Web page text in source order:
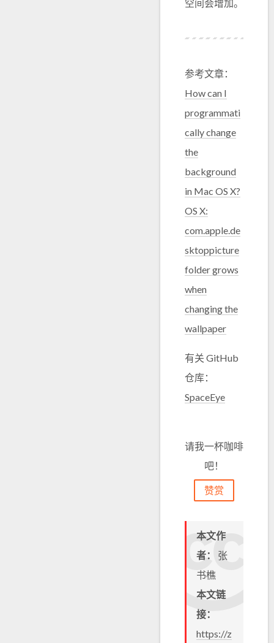
空间会增加。
参考文章：
How can I
programmati
cally change
the
background
in Mac OS X?
OS X:
com.apple.de
sktoppicture
folder grows
when
changing the
wallpaper
有关 GitHub
仓库：
SpaceEye
请我一杯咖啡
吧！
赞赏
本文作
者： 张
书樵
本文链
接：
https://z